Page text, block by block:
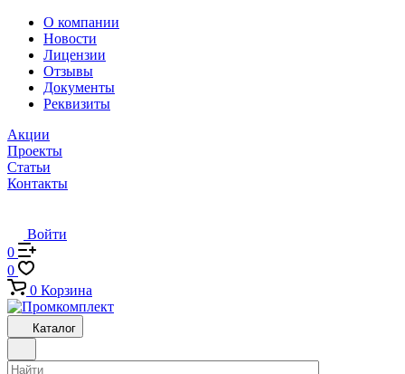
О компании
Новости
Лицензии
Отзывы
Документы
Реквизиты
Акции
Проекты
Статьи
Контакты
Войти
0
0
0 Корзина
Каталог